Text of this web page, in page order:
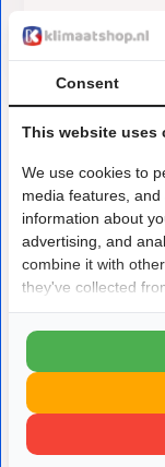
€22,-
verwarming en
slaapkamer tot
verwarmen van
helpen met jouw
Consent
This website uses
We use cookies to
media features,
information about
advertising, and
combine it with
they've collected